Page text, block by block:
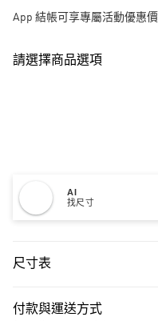
App 結帳可享專屬活動優惠價
請選擇商品選項
AI
找尺寸
尺寸表
付款與運送方式